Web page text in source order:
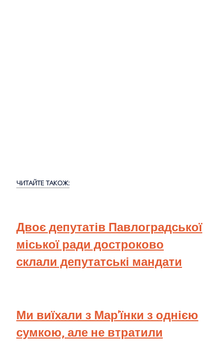
ЧИТАЙТЕ ТАКОЖ:
Двоє депутатів Павлоградської
міської ради достроково
склали депутатські мандати
Ми виїхали з Мар'їнки з однією
сумкою, але не втратили